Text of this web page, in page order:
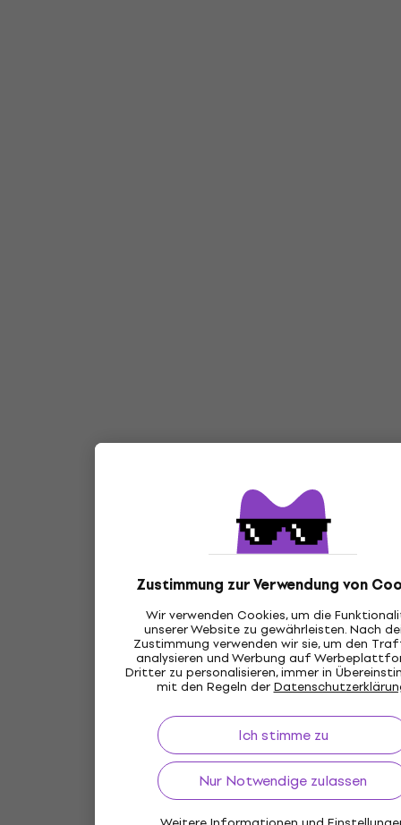
Zustimmung zur Verwendung von
Wir verwenden Cookies, um die
unserer Website zu gewährleisten. Nach
Zustimmung verwenden wir sie, um den
analysieren und Werbung auf
Dritter zu personalisieren, immer in
mit den Regeln der
Ich stimme zu
Nur Notwendige zulassen